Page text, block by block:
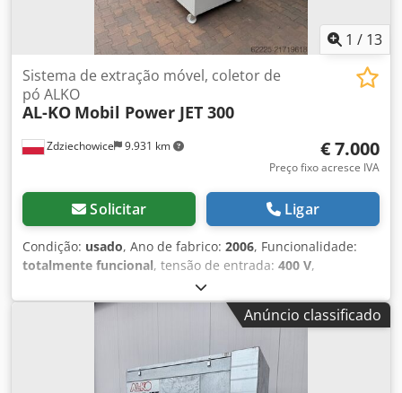
1 / 13
Zdziechowice 9.931 km
Sistema de extração móvel, coletor de
pó ALKO
AL-KO Mobil Power JET 300
€ 7.000
Preço fixo acresce IVA
Solicitar Ligar
Condição: usado, Ano de fabrico: 2006, Funcionalidade:
totalmente funcional, tensão de entrada: 400 V,
50 Hz, tipo de corrente de entrada:
trifásico, vácuo de admissão (máx.):2.400 mbar,
, diâmetro do coletor de
, comprimento total:3.000 mm , largura total:
, peso total:900 kg, Extração de pó, extração de
Anúncio classificado